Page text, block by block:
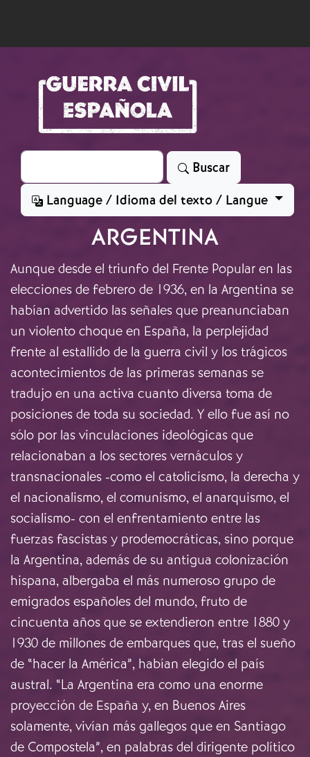
Search
Buscar
Language / Idioma del texto / Langue
ARGENTINA
Aunque desde el triunfo del Frente Popular en las
elecciones de febrero de 1936, en la Argentina se
habían advertido las señales que preanunciaban
un violento choque en España, la perplejidad
frente al estallido de la guerra civil y los trágicos
acontecimientos de las primeras semanas se
tradujo en una activa cuanto diversa toma de
posiciones de toda su sociedad. Y ello fue así no
sólo por las vinculaciones ideológicas que
relacionaban a los sectores vernáculos y
transnacionales -como el catolicismo, la derecha y
el nacionalismo, el comunismo, el anarquismo, el
socialismo- con el enfrentamiento entre las
fuerzas fascistas y prodemocráticas, sino porque
la Argentina, además de su antigua colonización
hispana, albergaba el más numeroso grupo de
emigrados españoles del mundo, fruto de
cincuenta años que se extendieron entre 1880 y
1930 de millones de embarques que, tras el sueño
de “hacer la América”, habían elegido el país
austral. “La Argentina era como una enorme
proyección de España y, en Buenos Aires
solamente, vivían más gallegos que en Santiago
de Compostela”, en palabras del dirigente político